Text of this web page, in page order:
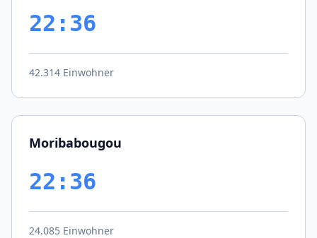
22:36
42.314 Einwohner
Moribabougou
22:36
24.085 Einwohner